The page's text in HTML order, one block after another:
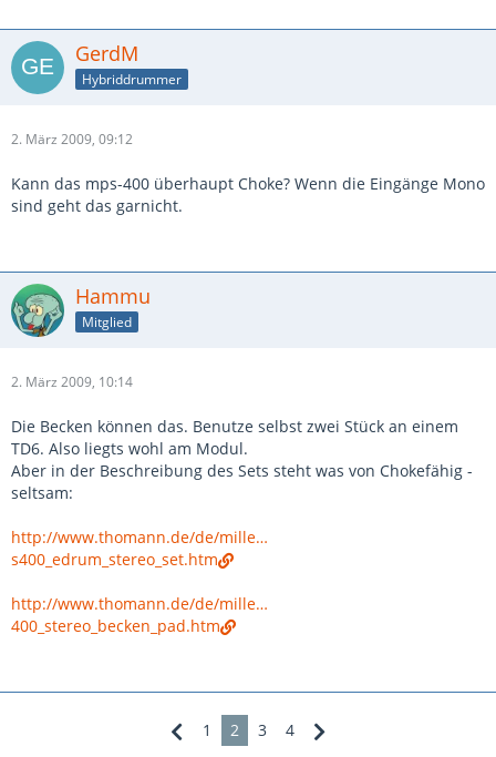
GerdM
Hybriddrummer
2. März 2009, 09:12
Kann das mps-400 überhaupt Choke? Wenn die Eingänge Mono
sind geht das garnicht.
Hammu
Mitglied
2. März 2009, 10:14
Die Becken können das. Benutze selbst zwei Stück an einem
TD6. Also liegts wohl am Modul.
Aber in der Beschreibung des Sets steht was von Chokefähig -
seltsam:
http://www.thomann.de/de/mille…
s400_edrum_stereo_set.htm
http://www.thomann.de/de/mille…
400_stereo_becken_pad.htm
1 2 3 4